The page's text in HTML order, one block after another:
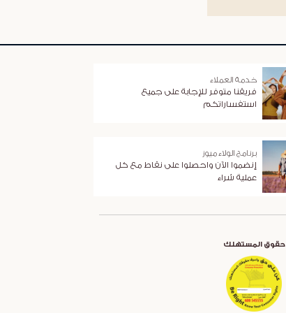
خدمة العملاء
فريقنا متوفر للإجابة على جميع
استفساراتكم
برنامج الولاء ميوز
إنضموا الآن واحصلوا على نقاط مع كل
عملية شراء
حقوق المستهلك